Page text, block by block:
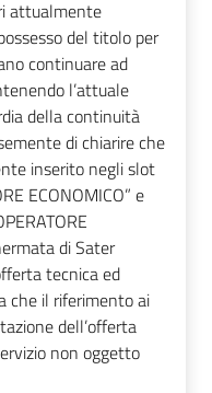
attualmente
del titolo per
continuare ad
l’attuale
della continuità
di chiarire che
inserito negli slot
ECONOMICO” e
di Sater
tecnica ed
che il riferimento ai
dell’offerta
non oggetto